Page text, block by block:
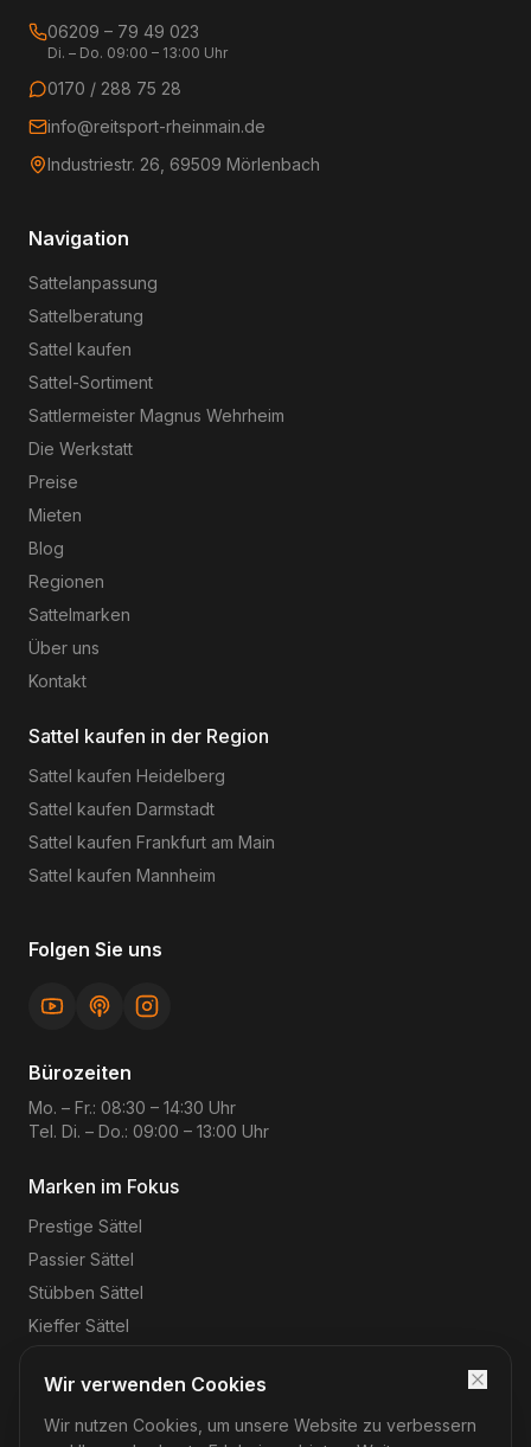
06209 – 79 49 023
Di. – Do. 09:00 – 13:00 Uhr
0170 / 288 75 28
info@reitsport-rheinmain.de
Industriestr. 26, 69509 Mörlenbach
Navigation
Sattelanpassung
Sattelberatung
Sattel kaufen
Sattel-Sortiment
Sattlermeister Magnus Wehrheim
Die Werkstatt
Preise
Mieten
Blog
Regionen
Sattelmarken
Über uns
Kontakt
Sattel kaufen in der Region
Sattel kaufen Heidelberg
Sattel kaufen Darmstadt
Sattel kaufen Frankfurt am Main
Sattel kaufen Mannheim
Folgen Sie uns
Bürozeiten
Mo. – Fr.: 08:30 – 14:30 Uhr
Tel. Di. – Do.: 09:00 – 13:00 Uhr
Marken im Fokus
Prestige Sättel
Passier Sättel
Stübben Sättel
Kieffer Sättel
©2026 Reitsport-Rheinmain – Magnus Wehrheim. Alle
Wir verwenden Cookies
Wir nutzen Cookies, um unsere Website zu verbessern